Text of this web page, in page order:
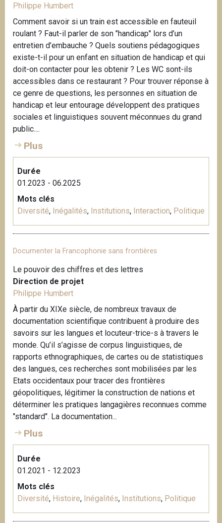
Philippe Humbert
Comment savoir si un train est accessible en fauteuil
roulant ? Faut-il parler de son "handicap" lors d’un
entretien d’embauche ? Quels soutiens pédagogiques
existe-t-il pour un enfant en situation de handicap et qui
doit-on contacter pour les obtenir ? Les WC sont-ils
accessibles dans ce restaurant ? Pour trouver réponse à
ce genre de questions, les personnes en situation de
handicap et leur entourage développent des pratiques
sociales et linguistiques souvent méconnues du grand
public....
Plus
Durée
01.2023 - 06.2025
Mots clés
Diversité, Inégalités, Institutions, Interaction, Politique
Documenter la Francophonie sans frontières
Le pouvoir des chiffres et des lettres
Direction de projet
Philippe Humbert
À partir du XIXe siècle, de nombreux travaux de
documentation scientifique contribuent à produire des
savoirs sur les langues et locuteur-trice-s à travers le
monde. Qu’il s’agisse de corpus linguistiques, de
rapports ethnographiques, de cartes ou de statistiques
des langues, ces recherches sont mobilisées par les
Etats occidentaux pour tracer des frontières
géopolitiques, légitimer la construction de nations et
déterminer les pratiques langagières reconnues comme
"standard". La documentation...
Plus
Durée
01.2021 - 12.2023
Mots clés
Diversité, Histoire, Inégalités, Institutions, Politique